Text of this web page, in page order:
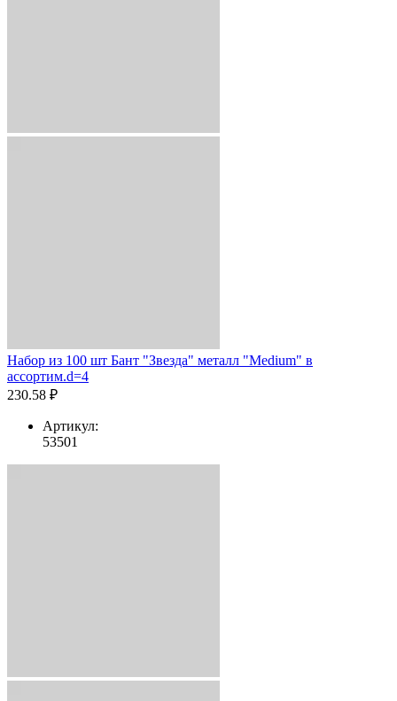
Набор из 100 шт Бант "Звезда" металл "Medium" в
ассортим.d=4
230.58 ₽
Артикул:
53501